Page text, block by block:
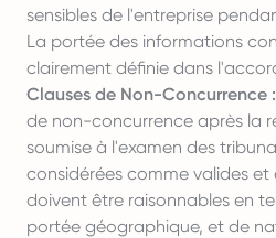
sensibles de l'entreprise
La portée des informations
clairement définie dans
Clauses de Non-Concurrence :
de non-concurrence après la
soumise à l'examen des
considérées comme valides et
doivent être raisonnables en
portée géographique, et de